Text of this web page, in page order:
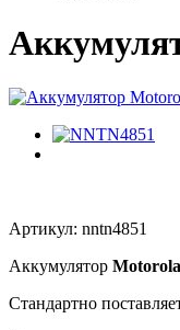
Артикул: nntn4851
Аккумулятор
Стандартно